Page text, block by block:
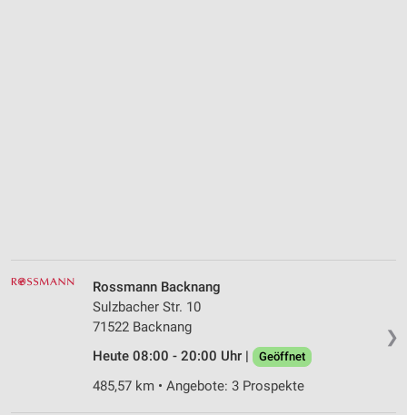
❯
Rossmann Backnang
Sulzbacher Str. 10
71522 Backnang
Heute 08:00 - 20:00 Uhr |
Geöffnet
485,57 km • Angebote: 3 Prospekte